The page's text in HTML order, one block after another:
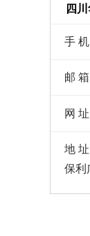
四
手
邮
网
地
保利